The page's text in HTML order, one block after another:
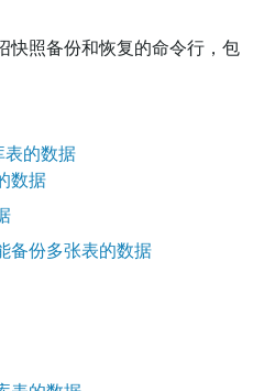
快照备份和恢复的命令行，包
表的数据
数据
备份多张表的数据